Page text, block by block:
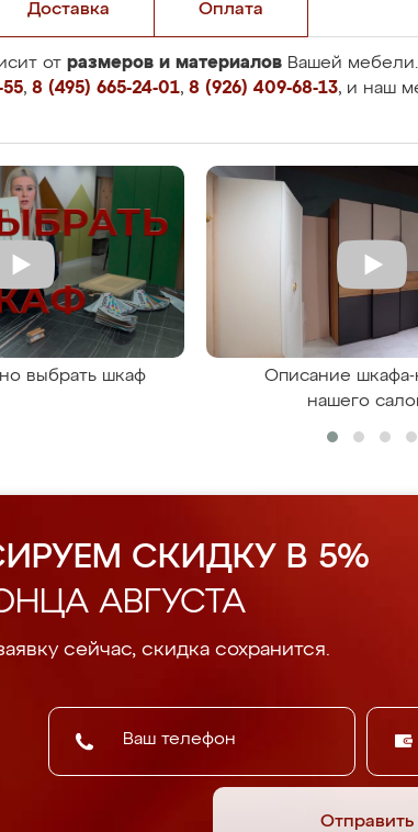
Доставка Оплата
от размеров и материалов Вашей
, 8 (495) 665-24-01, 8 (926) 409-68-13, и наш
выбрать шкаф
Описание шкафа-
нашего
СКИДКУ В 5%
АВГУСТА
сейчас, скидка сохранится.
Отправить